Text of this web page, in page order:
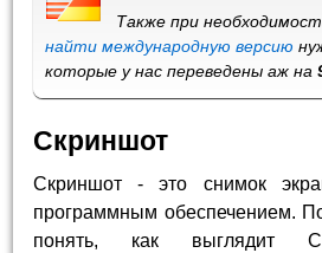
Также при
найти международную версию
которые у нас переведены аж на
Скриншот
Скриншот - это снимок
программным обеспечением.
понять, как выглядит